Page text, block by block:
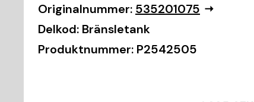
Originalnummer: 535201075
Delkod: Bränsletank
Produktnummer: P2542505